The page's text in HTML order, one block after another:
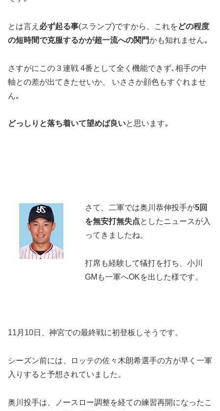
とは言え 必ず起る事(スランプ)ですから、これをどの程度
の短時間で克服するかが超一流への関門かも知れません｡
さすがにこの３連戦 4番として全く機能できず､相手の中
軸との差が出てきたせいか、 いささか顔色もすぐれませ
ん｡
どっしりと落ち着いて望めば良いと思います｡
さて、二軍では奥川恭伸投手が5回
を無安打無失点としたニュースが入
ってきましたね。
打席も経験して犠打を打ち、小川
GMも一軍へOKを出した様です。
11月10日、神宮での最終戦に初登板しそうです。
シーズン前には、ロッテの佐々木朗希選手の方が早く一軍
入りすると予想されていました。
奥川投手は、ノースロー調整を経ての練習再開になったこ